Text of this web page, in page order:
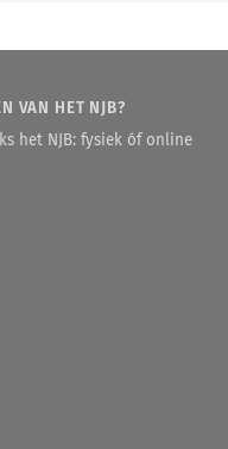
VAN HET NJB?
het NJB: fysiek óf online